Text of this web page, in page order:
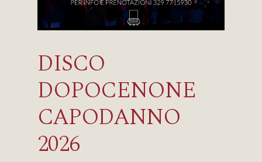
DISCO
DOPOCENONE
CAPODANNO
2026